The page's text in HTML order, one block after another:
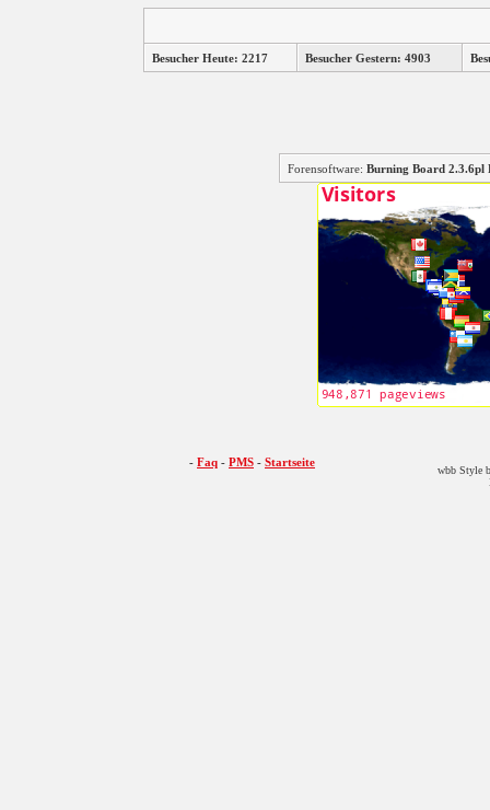
Besucher Heute: 2217 Besucher Gestern: 4903
Forensoftware: Burning Board
- Faq - PMS - Startseite
wbb Style